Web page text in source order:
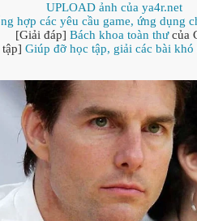
UPLOAD ảnh của ya4r.net
hợp các yêu cầu game, ứng dụng
[Giải đáp] Bách khoa toàn thưcủa
Giúp đỡ học tập, giải các bài khó